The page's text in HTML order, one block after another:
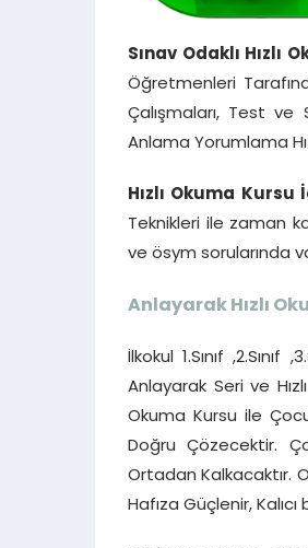
Sınav Odaklı Hızlı
Öğretmenleri
Çalışmaları, Test ve
Anlama Yorumlama
Hızlı Okuma Kursu
Teknikleri ile zaman
ve ösym sorularında
Anlayarak Hızlı
İlkokul 1.Sınıf ,2.Sınıf
Anlayarak Seri ve
Okuma Kursu ile
Doğru Çözecektir.
Ortadan Kalkacaktır.
Hafıza Güçlenir,